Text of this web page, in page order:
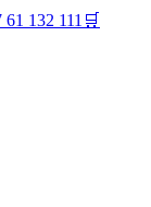
61 132 111 🛒